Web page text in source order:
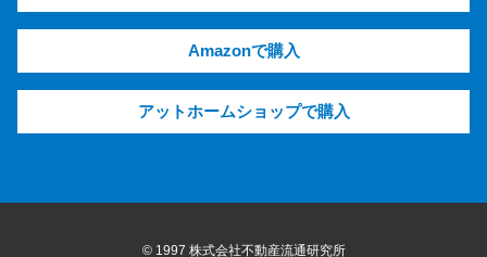
Amazonで購入
アットホームショップで購入
© 1997 株式会社不動産流通研究所